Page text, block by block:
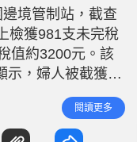
i
-
P
c
t
u
e
境管制站，截查
檢獲981支未完稅
值約3200元。該
示，婦人被截獲時
及小腿位置，突出
煙和未有向海關
例》，今日（6月1
閱讀更多